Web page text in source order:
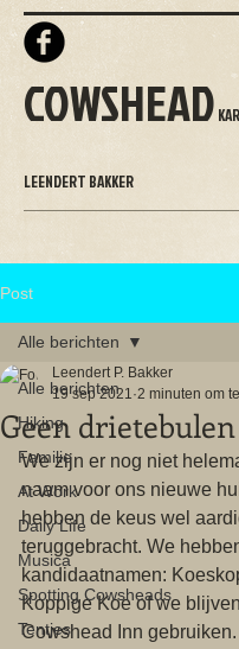
COWSHEAD
LEENDERT BAKKER
Post
Alle berichten
Hiking
Familie
At Work
Daily Life
Musica
Spotting Cowsheads
Tentjes
Alle berichten
Geen drietebulen
Leendert P. Bakker
19 sep 2021 2 minuten om
We zijn er nog niet
naam voor ons nieuwe
hebben de keus wel
teruggebracht. We
kandidaatnamen:
Koppige Koe of we
Cowshead Inn